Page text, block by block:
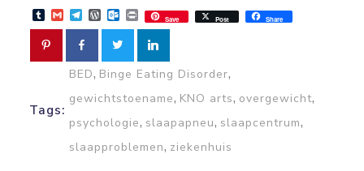
Tumblr
GmailTelegram
WordPress
Outlook.com
PrintSave Post Share
Tags:
BED, Binge Eating Disorder,
gewichtstoename, KNO arts, overgewicht,
psychologie, slaapapneu, slaapcentrum,
slaapproblemen, ziekenhuis